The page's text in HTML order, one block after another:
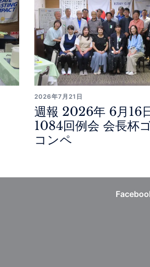
2026年7月21日
週報 2026年 6月16
1084回例会 会長杯
コンペ